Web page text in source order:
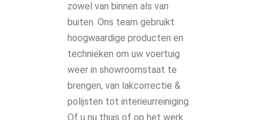
zowel van binnen als van
buiten. Ons team gebruikt
hoogwaardige producten en
technieken om uw voertuig
weer in showroomstaat te
brengen, van lakcorrectie &
polijsten tot interieurreiniging.
Of u nu thuis of op het werk